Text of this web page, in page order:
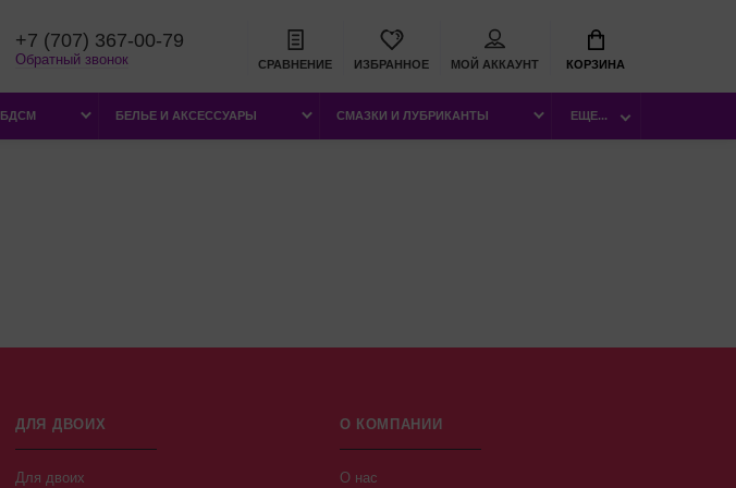
+7 (707) 367-00-79
Обратный звонок СРАВНЕНИЕ ИЗБРАННОЕ МОЙ АККАУНТ КОРЗИНА
БДСМ БЕЛЬЕ И АКСЕССУАРЫ СМАЗКИ И ЛУБРИКАНТЫ ЕЩЕ...
ДЛЯ ДВОИХ
Для двоих
О КОМПАНИИ
О нас